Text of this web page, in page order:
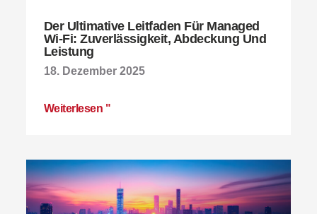
Der Ultimative Leitfaden Für Managed
Wi-Fi: Zuverlässigkeit, Abdeckung Und
Leistung
18. Dezember 2025
Weiterlesen "